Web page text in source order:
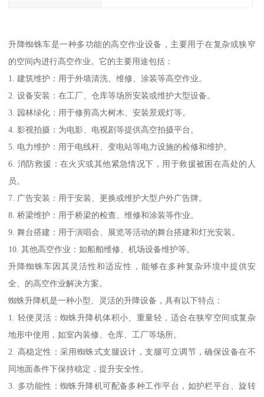
升降蜘蛛车是一种多功能的高空作业设备，主要用于在复杂或狭窄
的空间内进行高空作业。它的主要用途包括：
1. 建筑维护：用于外墙清洗、维修、涂装等高空作业。
2. 设备安装：在工厂、仓库等场所安装或维护大型设备。
3. 园林绿化：用于修剪高大树木、安装景观灯等。
4. 影视拍摄：为电影、电视剧等提供高空拍摄平台。
5. 电力维护：用于电线杆、变电站等电力设施的检修和维护。
6. 消防救援：在火灾或其他紧急情况下，用于救援被困在高处的人
员。
7. 广告安装：用于安装、更换或维护大型户外广告牌。
8. 桥梁维护：用于桥梁的检查、维修和涂装等作业。
9. 舞台搭建：用于演唱会、展览等活动的舞台搭建和灯光安装。
10. 其他高空作业：如船舶维修、机场设备维护等。
升降蜘蛛车因其灵活性和适应性，能够在多种复杂环境中提供安
全、的高空作业解决方案。
蜘蛛升降机是一种小型、灵活的升降设备，具有以下特点：
1. 轻便灵活：蜘蛛升降机体积小、重量轻，适合在狭窄空间或复杂
地形中使用，如室内装修、仓库、工厂等场所。
2. 高稳定性：采用蜘蛛式支腿设计，支腿可立调节，确保设备在不
同地面条件下保持稳定，提升安全性。
3. 多功能性：蜘蛛升降机可配备多种工作平台，如护栏平台、旋转